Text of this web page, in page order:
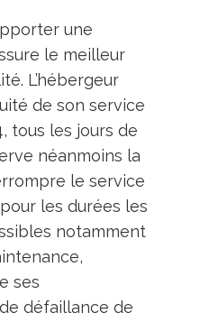
une
le meilleur
L’hébergeur
de son service
tous les jours de
néanmoins la
le service
les durées les
notamment
ses
défaillance de